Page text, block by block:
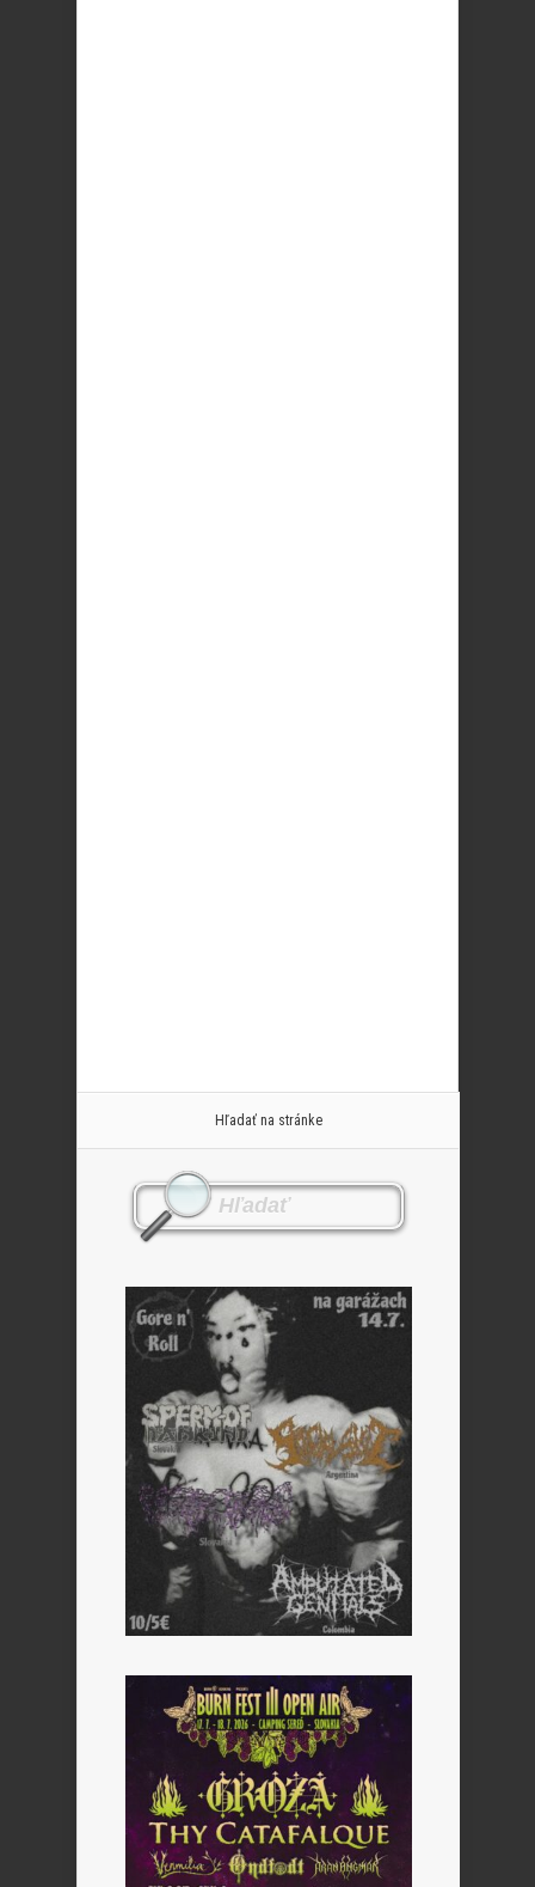
Hľadať na stránke